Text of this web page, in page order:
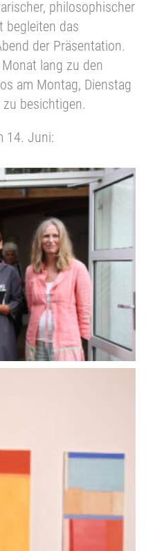
philosophischer
begleiten das
der Präsentation.
lang zu den
am Montag, Dienstag
besichtigen.
14. Juni: